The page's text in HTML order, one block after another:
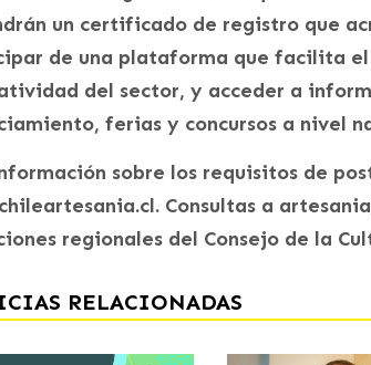
un certificado de registro que
de una plataforma que facilita
del sector, y acceder a
ferias y concursos a nivel
sobre los requisitos de
Consultas a
regionales del Consejo de la
RELACIONADAS